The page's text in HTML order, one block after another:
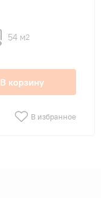
54 м2
В корзину
В избранное